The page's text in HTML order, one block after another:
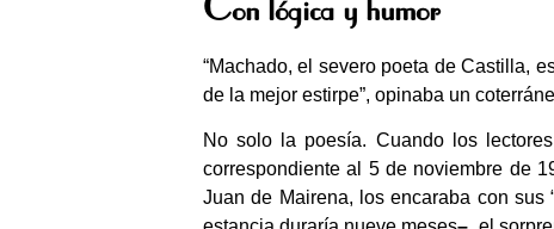
Con lógica y humor
“Machado, el severo poeta de Castilla,
de la mejor estirpe”, opinaba un
No solo la poesía. Cuando los
correspondiente al 5 de noviembre de
Juan de Mairena, los encaraba con sus